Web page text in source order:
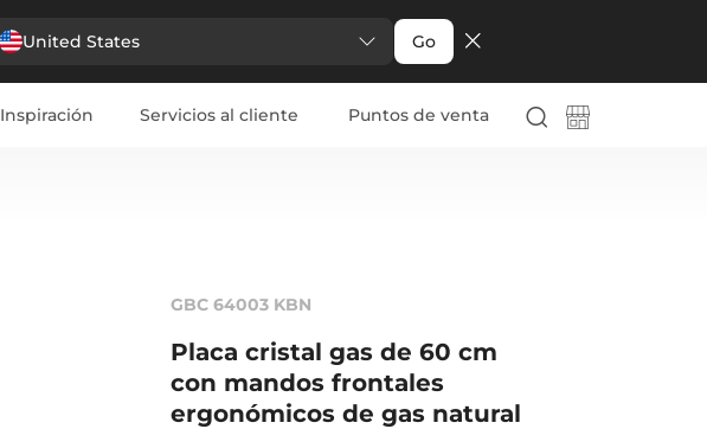
United States Go
Inspiración Servicios al cliente Puntos de venta
GBC 64003 KBN
Placa cristal gas de 60 cm
con mandos frontales
ergonómicos de gas natural